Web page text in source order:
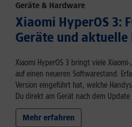
Geräte & Hardware
Xiaomi HyperOS 3:
Geräte und aktuelle
Xiaomi HyperOS 3 bringt viele Xiaomi-
auf einen neueren Softwarestand.
Version eingeführt hat, welche
Du direkt am Gerät nach dem Update
Mehr erfahren